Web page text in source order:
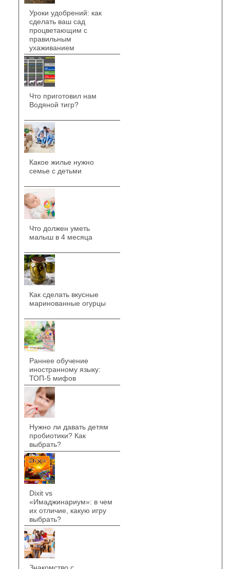
Уроки удобрений: как
сделать ваш сад
процветающим с
правильным
ухаживанием
Что приготовил нам
Водяной тигр?
Какое жилье нужно
семье с детьми
Что должен уметь
малыш в 4 месяца
Как сделать вкусные
маринованные огурцы
Раннее обучение
иностранному языку:
ТОП-5 мифов
Нужно ли давать детям
пробиотики? Как
выбрать?
Dixit vs
«Имаджинариум»: в чем
их отличие, какую игру
выбрать?